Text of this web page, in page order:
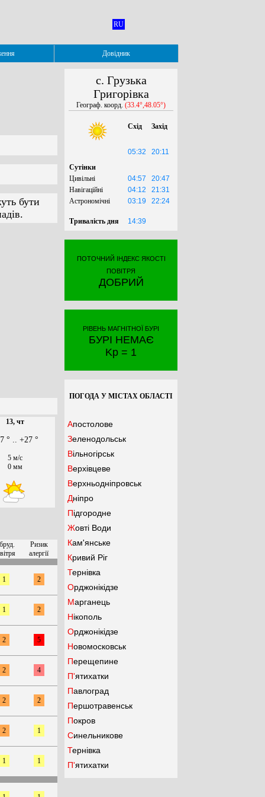
RU
Довідник
бути
13, чт
° .. +27 °
5 м/с
0 мм
Ризик
алергії
1 2
1 2
2 5
2 4
2 2
2 1
1 1
с. Грузька
Григорівка
Географ. коорд. (33.4°,48.05°)
Схід Захід
05:32
20:11
Сутінки
Цивільні
04:57
20:47
Навігаційні
04:12
21:31
Астрономічні
03:19 22:24
Тривалість дня 14:39
ПОТОЧНИЙ ІНДЕКС ЯКОСТІ
ПОВІТРЯ
ДОБРИЙ
РІВЕНЬ МАГНІТНОЇ БУРІ
БУРІ НЕМАЄ
Kp = 1
ПОГОДА У МІСТАХ ОБЛАСТІ
Апостолове
Зеленодольськ
Вільногірськ
Верхівцеве
Верхньодніпровськ
Дніпро
Підгородне
Жовті Води
Кам'янське
Кривий Ріг
Тернівка
Орджонікідзе
Марганець
Нікополь
Орджонікідзе
Новомосковськ
Перещепине
П'ятихатки
Павлоград
Першотравенськ
Покров
Синельникове
Тернівка
П'ятихатки